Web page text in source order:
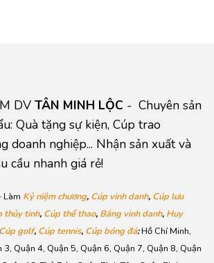
DV TÂN MINH LỘC - Chuyên sản
Quà tặng sự kiện, Cúp trao
doanh nghiệp... Nhận sản xuất và
cầu nhanh giá rẻ!
Làm Kỷ niệm chương, Cúp vinh danh, Cúp lưu
thủy tinh, Cúp thể thao, Bảng vinh danh, Huy
Cúp golf, Cúp tennis, Cúp bóng đá:Hồ Chí Minh,
3, Quận 4, Quận 5, Quận 6, Quận 7, Quận 8, Quận